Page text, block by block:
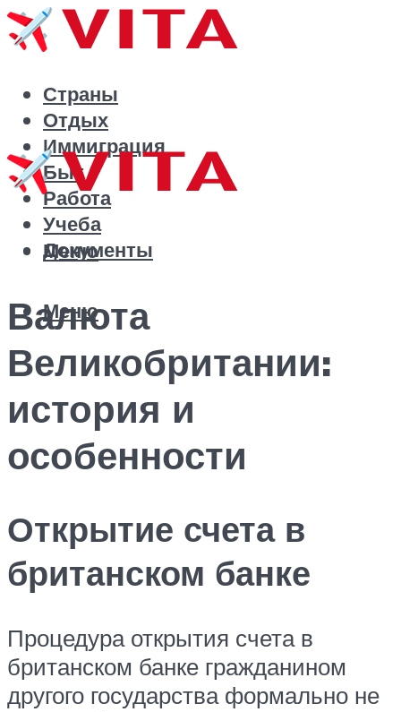
Страны
Отдых
Иммиграция
Быт
Работа
Учеба
Документы
Меню
Меню
Валюта
Великобритании:
история и
особенности
Открытие счета в
британском банке
Процедура открытия счета в
британском банке гражданином
другого государства формально не